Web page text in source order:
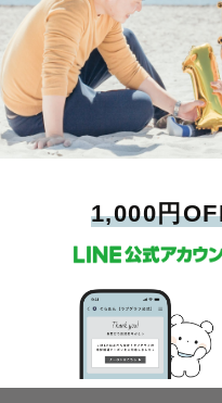
1,000円